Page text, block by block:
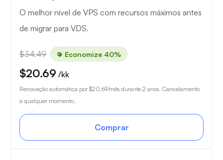
O melhor nível de VPS com recursos máximos antes
de migrar para VDS.
$34.49 Economize 40%
$20.69 /kk
Renovação automática por $20.69/mês durante 2 anos. Cancelamento
a qualquer momento.
Comprar